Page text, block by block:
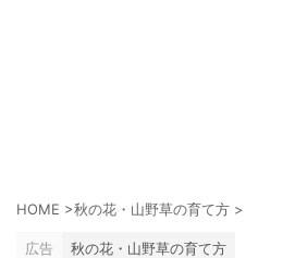
HOME >秋の花・山野草の育て方 >
広告 秋の花・山野草の育て方